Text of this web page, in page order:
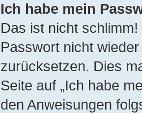
Ich habe mein
Das ist nicht
Passwort nicht
zurücksetzen. Dies
Seite auf „Ich habe
den Anweisungen